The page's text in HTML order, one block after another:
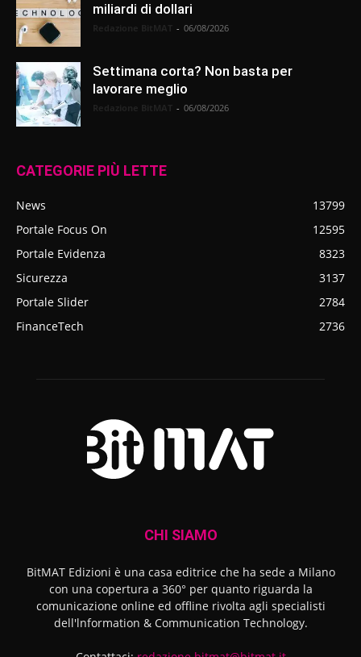
miliardi di dollari
- 06/08/2026
Settimana corta? Non basta per
lavorare meglio
- 06/08/2026
CATEGORIE PIÙ LETTE
News
13799
Portale Focus On
12595
Portale Evidenza
8323
Sicurezza
3137
Portale Slider
2784
FinanceTech
2736
CHI SIAMO
BitMAT Edizioni è una casa editrice che ha sede a Milano
con una copertura a 360° per quanto riguarda la
comunicazione online ed offline rivolta agli specialisti
dell'lnformation & Communication Technology.